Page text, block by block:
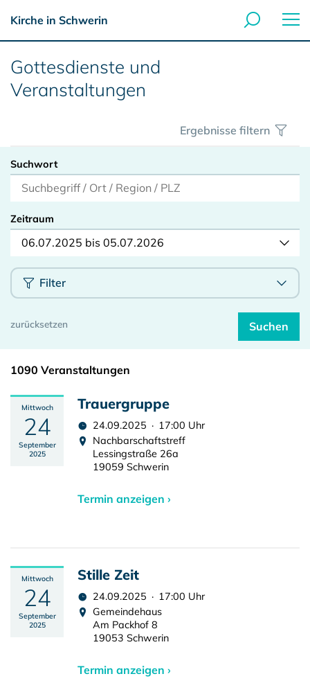
Kirche in Schwerin
Gottesdienste und
Veranstaltungen
Ergebnisse filtern
Suchwort
Zeitraum
06.07.2025 bis 05.07.2026
Filter
1090 Veranstaltungen
Mittwoch
24
September
2025
Trauergruppe
24.09.2025 · 17:00 Uhr
Nachbarschaftstreff
Lessingstraße 26a
19059 Schwerin
Termin anzeigen ›
Mittwoch
24
September
2025
Stille Zeit
24.09.2025 · 17:00 Uhr
Gemeindehaus
Am Packhof 8
19053 Schwerin
Termin anzeigen ›